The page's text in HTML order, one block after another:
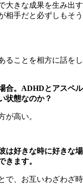
大きな成果を生み出す
相手だと必ずしもそう
ることを相方に話をし
合。ADHDとアスペル
状態なのか？
が高い。
は好きな時に好きな場
きます。
で、お互いわざわざ時